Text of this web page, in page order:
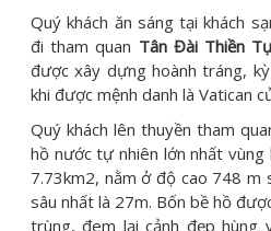
Quý khách ăn sáng tại khách
đi tham quan Tân Đài Thiền
được xây dựng hoành tráng,
khi được mệnh danh là Vatican
Quý khách lên thuyền tham
hồ nước tự nhiên lớn nhất vùng
7.73km2, nằm ở độ cao 748 m
sâu nhất là 27m. Bốn bề hồ
trùng, đem lại cảnh đẹp hùng